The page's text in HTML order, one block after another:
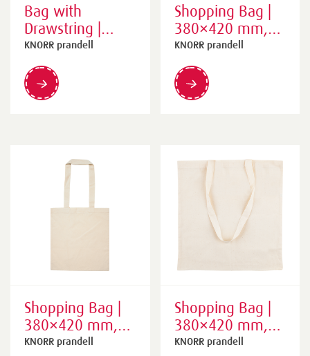
Bag with
Drawstring |
300×410 mm,
natural
KNORR prandell
Shopping Bag |
380×420 mm,
natural
KNORR prandell
Shopping Bag |
380×420 mm,
natural
KNORR prandell
Shopping Bag |
380×420 mm,
natural
KNORR prandell